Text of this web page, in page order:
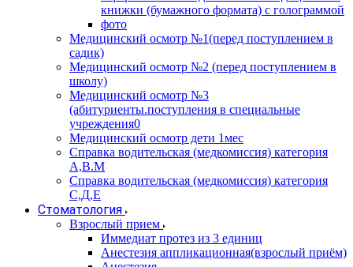
книжки (бумажного формата) с голограммой
фото
Медицинский осмотр №1(перед поступлением в
садик)
Медицинский осмотр №2 (перед поступлением в
школу)
Медицинский осмотр №3
(абитуриенты.поступления в специальные
учреждения0
Медицинский осмотр дети 1мес
Справка водительская (медкомиссия) категория
А,В.М
Справка водительская (медкомиссия) категория
С,Д,Е
Стоматология
Взрослый прием
Иммедиат протез из 3 единиц
Анестезия аппликационная(взрослый приём)